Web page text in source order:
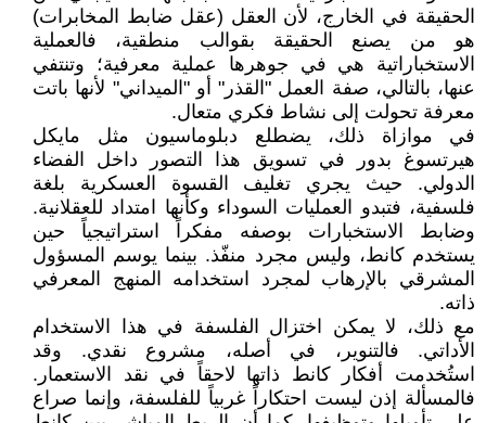
الحقيقة في الخارج، لأن العقل (عقل ضابط المخابرات)
هو من يصنع الحقيقة بقوالب منطقية، فالعملية
الاستخباراتية هي في جوهرها عملية معرفية؛ وتنتفي
عنها، بالتالي، صفة العمل "القذر" أو "الميداني" لأنها باتت
معرفة تحولت إلى نشاط فكري متعال.
في موازاة ذلك، يضطلع دبلوماسيون مثل مايكل
هيرتسوغ بدور في تسويق هذا التصور داخل الفضاء
الدولي. حيث يجري تغليف القسوة العسكرية بلغة
فلسفية، فتبدو العمليات السوداء وكأنها امتداد للعقلانية.
وضابط الاستخبارات بوصفه مفكراً استراتيجياً حين
يستخدم كانط، وليس مجرد منفّذ. بينما يوسم المسؤول
المشرقي بالإرهاب لمجرد استخدامه المنهج المعرفي
ذاته.
مع ذلك، لا يمكن اختزال الفلسفة في هذا الاستخدام
الأداتي. فالتنوير، في أصله، مشروع نقدي. وقد
استُخدمت أفكار كانط ذاتها لاحقاً في نقد الاستعمار.
فالمسألة إذن ليست احتكاراً غربياً للفلسفة، وإنما صراع